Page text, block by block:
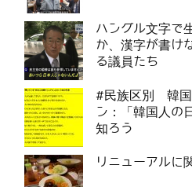
ハングル文字で
か、漢字が書け
る議員たち
#民族区別 韓国
ン：「韓国人の
知ろう
リニューアルに